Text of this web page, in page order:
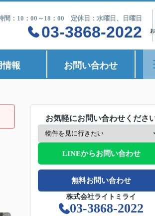
間：10：00～18：00 定休日：水曜日、日曜日
03-3868-2022
情報 お問い合わせ
お気軽にお問い合わせくださ
LINEからお問い合わせ
無料お問い合わせ
株式会社ライトミライ
03-3868-2022